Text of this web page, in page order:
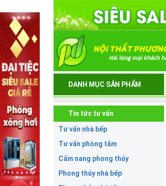
DANH MỤC SẢN PHẨM
Tin tức tư vấn
Tư vấn nhà bếp
Tư vấn phòng tắm
Cẩm nang phong thủy
Phong thủy nhà bếp